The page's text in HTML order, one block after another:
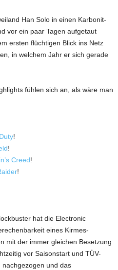
Han Solo in einen Karbonit-
vor ein paar Tagen aufgetaut
ersten flüchtigen Blick ins Netz
in welchem Jahr er sich gerade
fühlen sich an, als wäre man
!
!
Creed!
!
hat die Electronic
eines Kirmes-
mit der immer gleichen Besetzung
vor Saisonstart und TÜV-
und das